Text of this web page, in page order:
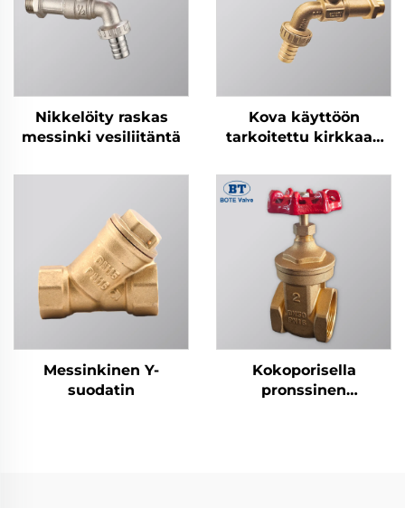
Nikkelöity raskas
messinki vesiliitäntä
Kova käyttöön
tarkoitettu kirkkaan
Messinkinen Y-
suodatin
Kokoporisella
pronssinen